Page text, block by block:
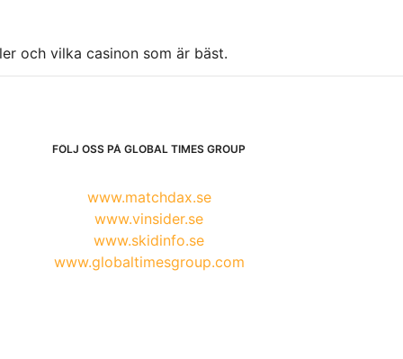
och vilka casinon som är bäst.
FÖLJ OSS PÅ GLOBAL TIMES GROUP
www.matchdax.se
www.vinsider.se
www.skidinfo.se
www.globaltimesgroup.com